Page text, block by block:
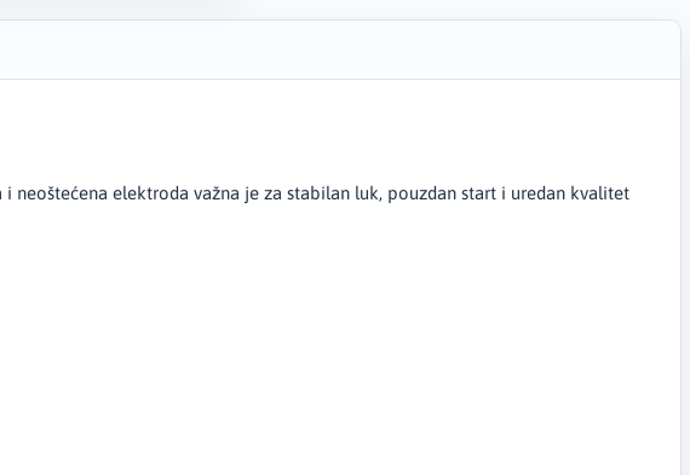
elektroda važna je za stabilan luk, pouzdan start i uredan kvalitet